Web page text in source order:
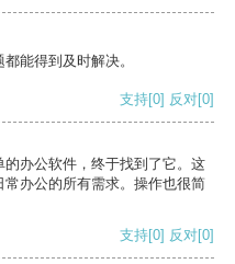
能得到及时解决。
支持[0] 反对[0]
办公软件，终于找到了它。这
办公的所有需求。操作也很简
支持[0] 反对[0]